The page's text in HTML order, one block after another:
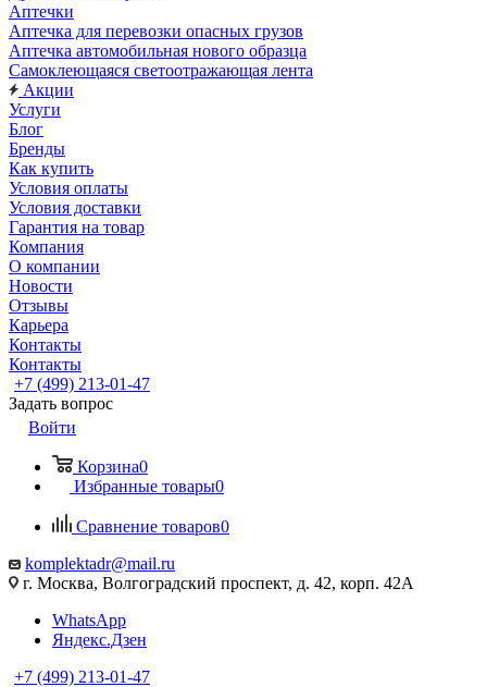
Аптечки
Аптечка для перевозки опасных грузов
Аптечка автомобильная нового образца
Самоклеющаяся светоотражающая лента
Акции
Услуги
Блог
Бренды
Как купить
Условия оплаты
Условия доставки
Гарантия на товар
Компания
О компании
Новости
Отзывы
Карьера
Контакты
Контакты
+7 (499) 213-01-47
Задать вопрос
Войти
Корзина0
Избранные товары0
Сравнение товаров0
komplektadr@mail.ru
г. Москва, Волгоградский проспект, д. 42, корп. 42А
WhatsApp
Яндекс.Дзен
+7 (499) 213-01-47